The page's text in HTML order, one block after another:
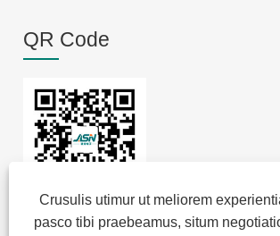
Crusulis utimur ut meliorem
pasco tibi praebeamus, situm
QR Code